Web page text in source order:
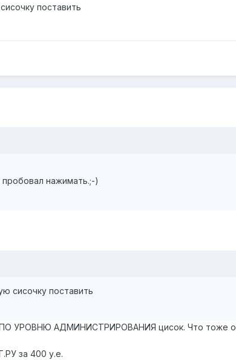
поставить
нажимать.;-)
сисочку поставить
ПО УРОВНЮ АДМИНИСТРИРОВАНИЯ цисок. Что тоже
за 400 у.е.